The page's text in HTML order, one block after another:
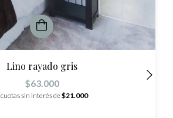
Lino rayado gris
$63.000
cuotas sin interés de$21.000